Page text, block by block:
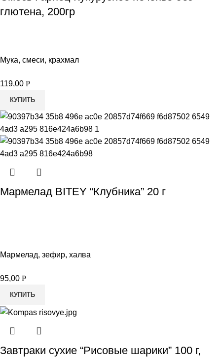
глютена, 200гр
Мука, смеси, крахмал
119,00 Р
КУПИТЬ
Мармелад BITEY “Клубника” 20 г
Мармелад, зефир, халва
95,00 Р
КУПИТЬ
Завтраки сухие “Рисовые шарики” 100 г,